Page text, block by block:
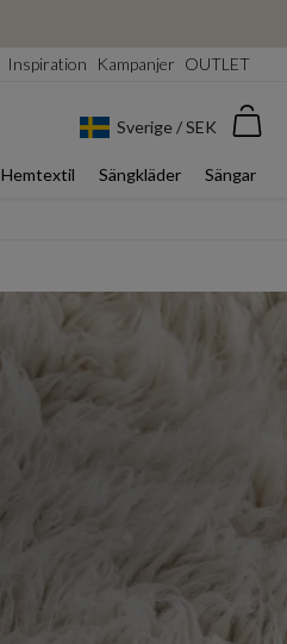
Inspiration Kampanjer OUTLET
Sverige / SEK
Hemtextil Sängkläder Sängar